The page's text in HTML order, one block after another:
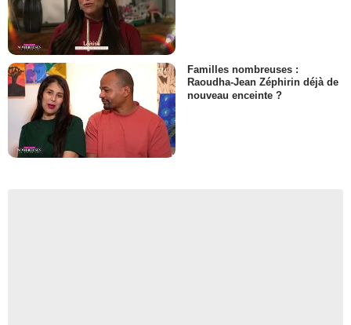
Familles nombreuses :
Raoudha-Jean Zéphirin déjà de
nouveau enceinte ?